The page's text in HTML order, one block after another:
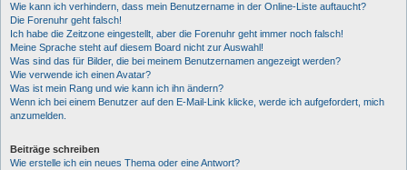
Wie kann ich verhindern, dass mein Benutzername in der Online-Liste auftaucht?
Die Forenuhr geht falsch!
Ich habe die Zeitzone eingestellt, aber die Forenuhr geht immer noch falsch!
Meine Sprache steht auf diesem Board nicht zur Auswahl!
Was sind das für Bilder, die bei meinem Benutzernamen angezeigt werden?
Wie verwende ich einen Avatar?
Was ist mein Rang und wie kann ich ihn ändern?
Wenn ich bei einem Benutzer auf den E-Mail-Link klicke, werde ich aufgefordert, mich
anzumelden.
Beiträge schreiben
Wie erstelle ich ein neues Thema oder eine Antwort?